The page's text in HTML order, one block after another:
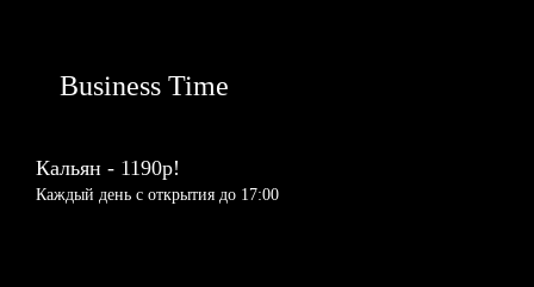
Business Time
Кальян - 1190р!
Каждый день с открытия до 17:00